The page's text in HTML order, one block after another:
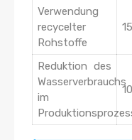
Verwendung
recycelter
Rohstoffe
Reduktion des
Wasserverbrauchs
im